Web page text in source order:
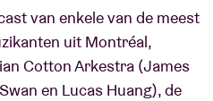
van enkele van de meest
uit Montréal,
Cotton Arkestra (James
en Lucas Huang), de